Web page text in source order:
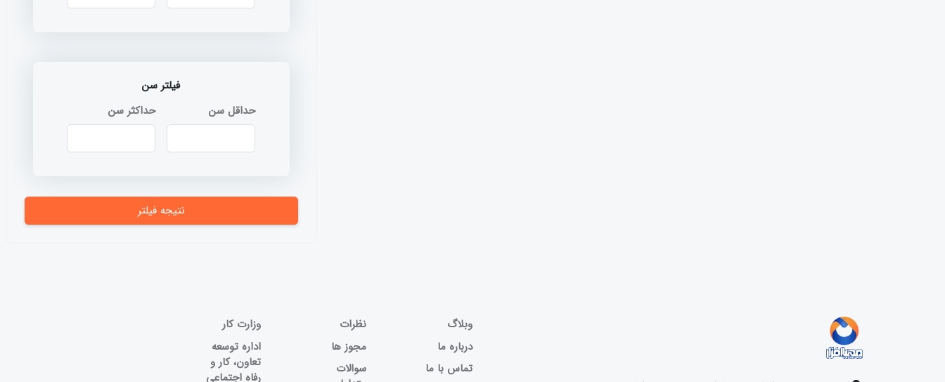
فیلتر سن
حداقل سن
حداکثر سن
نتیجه فیلتر
وبلاگ
درباره ما
تماس با ما
نظرات
مجوز ها
سوالات
وزارت کار
اداره توسعه
تعاون، کار و
رفاه اجتماعی